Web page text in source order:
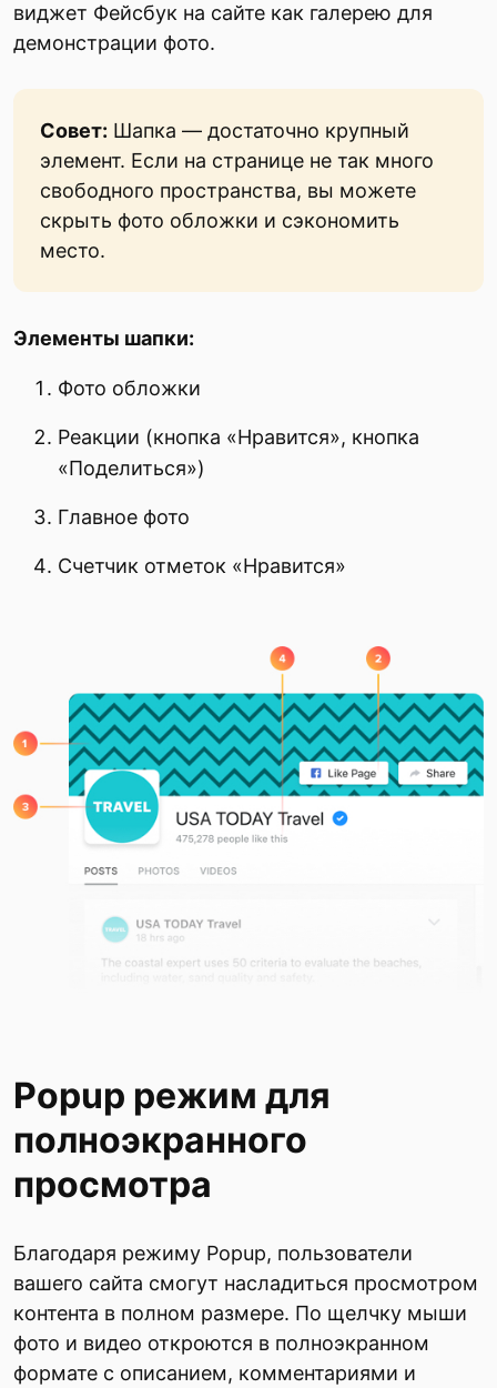
виджет Фейсбук на сайте как галерею для
демонстрации фото.
Совет: Шапка — достаточно крупный
элемент. Если на странице не так много
свободного пространства, вы можете
скрыть фото обложки и сэкономить
место.
Элементы шапки:
Фото обложки
Реакции (кнопка «Нравится», кнопка
«Поделиться»)
Главное фото
Счетчик отметок «Нравится»
Popup режим для
полноэкранного
просмотра
Благодаря режиму Popup, пользователи
вашего сайта смогут насладиться просмотром
контента в полном размере. По щелчку мыши
фото и видео откроются в полноэкранном
формате с описанием, комментариями и